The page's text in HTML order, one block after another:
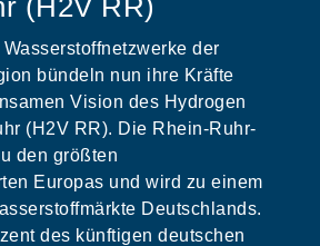
(H2V RR)
der
bündeln nun ihre Kräfte
Vision des Hydrogen
(H2V RR). Die Rhein-Ruhr-
den größten
Europas und wird zu einem
Deutschlands.
des künftigen deutschen